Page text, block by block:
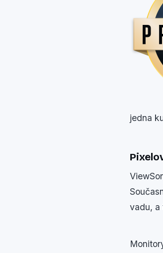
jedna
vadu, a